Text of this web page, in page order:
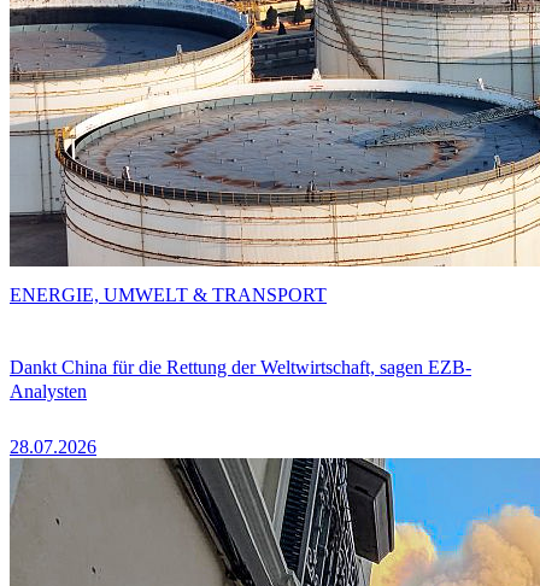
Dankt China für die Rettung der Weltwirtschaft, sagen EZB-
Analysten
28.07.2026
ENERGIE, UMWELT & TRANSPORT